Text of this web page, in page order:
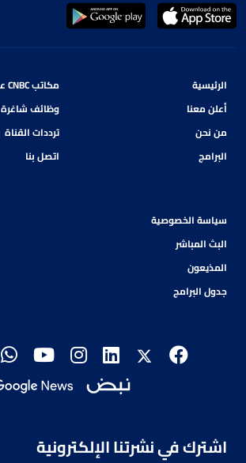
الرئيسية
أعلن معنا
من نحن
البرامج
مكاتب CNBC عربية
وظائف شاغرة
ترددات القناة
اتصل بنا
سياسة الخصوصية
البث المباشر
المذيعون
جدول البرامج
اشترك في نشرتنا الإلكترونية